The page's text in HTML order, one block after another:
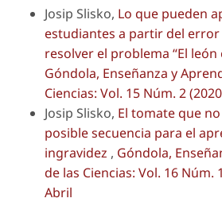
Josip Slisko, Lo que pueden
estudiantes a partir del error
resolver el problema “El león
Góndola, Enseñanza y
Ciencias: Vol. 15 Núm. 2
Josip Slisko, El tomate que
posible secuencia para el
ingravidez , Góndola,
de las Ciencias: Vol. 16 Núm.
Abril